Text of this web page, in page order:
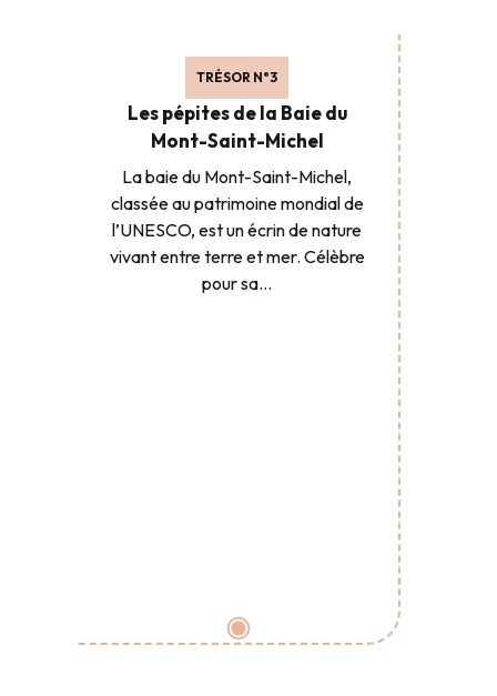
TRÉSOR N°3
Les pépites de la Baie du
Mont-Saint-Michel
La baie du Mont-Saint-Michel,
classée au patrimoine mondial de
l’UNESCO, est un écrin de nature
vivant entre terre et mer. Célèbre
pour sa...